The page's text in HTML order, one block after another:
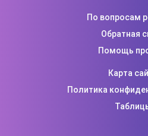
Карта
Политика
По вопросам
Обратная
Помощь